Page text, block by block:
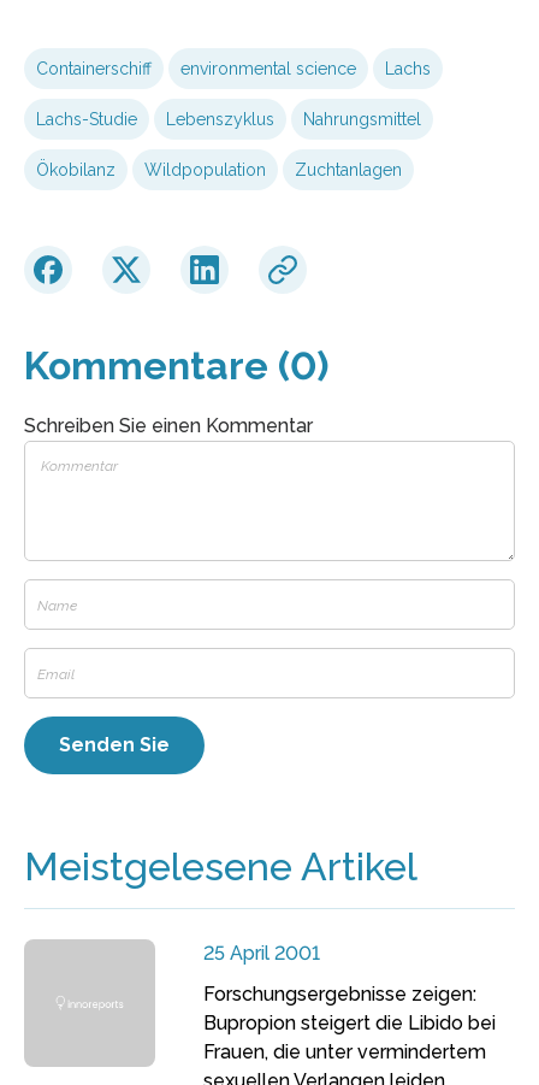
Containerschiff environmental science Lachs
Lachs-Studie Lebenszyklus Nahrungsmittel
Ökobilanz Wildpopulation Zuchtanlagen
Kommentare (0)
Schreiben Sie einen Kommentar
Meistgelesene Artikel
25 April 2001
Forschungsergebnisse zeigen:
Bupropion steigert die Libido bei
Frauen, die unter vermindertem
sexuellen Verlangen leiden